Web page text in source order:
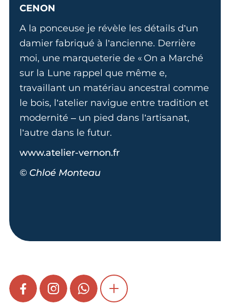
CENON
A la ponceuse je révèle les détails d’un
damier fabriqué à l’ancienne. Derrière
moi, une marqueterie de « On a Marché
sur la Lune rappel que même e,
travaillant un matériau ancestral comme
le bois, l’atelier navigue entre tradition et
modernité – un pied dans l’artisanat,
l’autre dans le futur.
www.atelier-vernon.fr
© Chloé Monteau
FACEBOOKINSTAGRAMWHATSAPPSHOW MORE